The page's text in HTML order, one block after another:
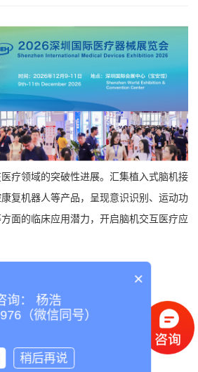
疗领域的突破性进展。汇集植入式脑机接
复机器人等产品，呈现意识识别、运动功
面的临床应用潜力，开启脑机交互医疗应
宜，欢迎咨询：
销售总监）
8976
×
询： 杨浩
（微信同号）
稍后再说